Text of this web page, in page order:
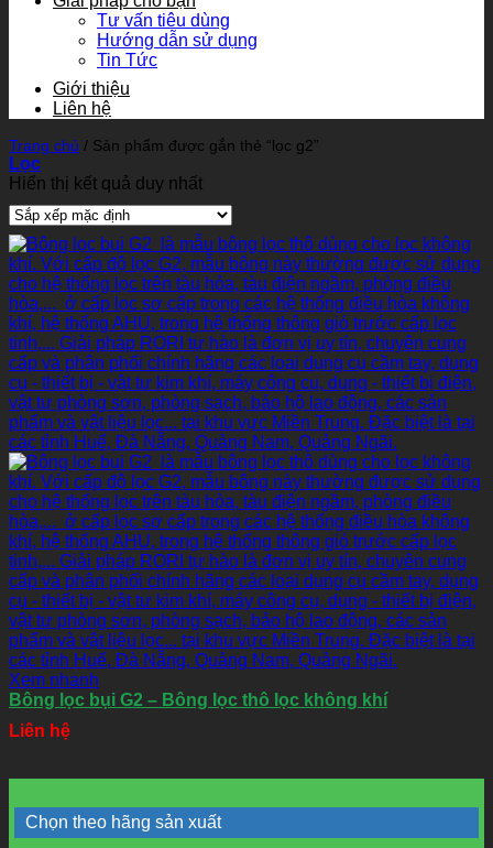
Tư vấn tiêu dùng
Hướng dẫn sử dụng
Tin Tức
Giới thiệu
Liên hệ
Trang chủ / Sản phẩm được gắn thẻ “lọc g2”
Lọc
Hiển thị kết quả duy nhất
Xem nhanh
Bông lọc bụi G2 – Bông lọc thô lọc không khí
Liên hệ
Chọn theo hãng sản xuất